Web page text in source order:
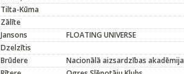
Tilta-Kūma
Zālīte
Jansons FLOATING UNIVERSE
Dzelzītis
Brūdere Nacionālā aizsardzības akadēmija